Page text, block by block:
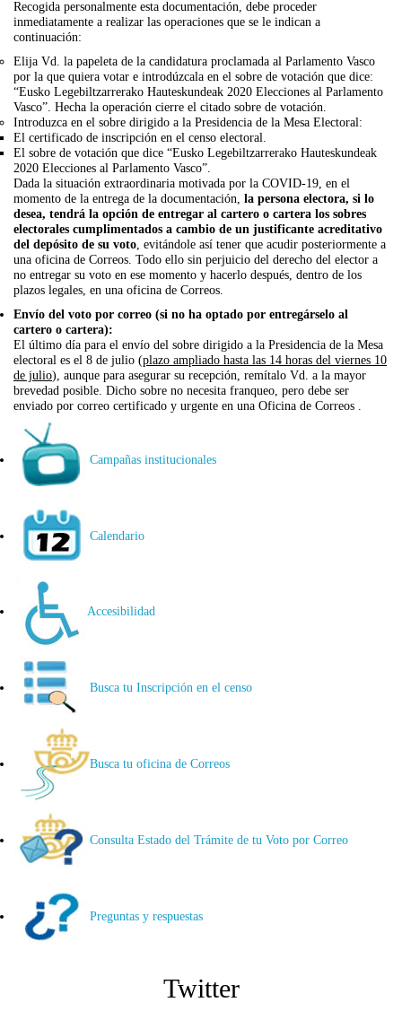
Recogida personalmente esta documentación, debe proceder
inmediatamente a realizar las operaciones que se le indican a
continuación:
Elija Vd. la papeleta de la candidatura proclamada al Parlamento Vasco
por la que quiera votar e introdúzcala en el sobre de votación que dice:
“Eusko Legebiltzarrerako Hauteskundeak 2020 Elecciones al Parlamento
Vasco”. Hecha la operación cierre el citado sobre de votación.
Introduzca en el sobre dirigido a la Presidencia de la Mesa Electoral:
El certificado de inscripción en el censo electoral.
El sobre de votación que dice “Eusko Legebiltzarrerako Hauteskundeak
2020 Elecciones al Parlamento Vasco”.
Dada la situación extraordinaria motivada por la COVID-19, en el
momento de la entrega de la documentación, la persona electora, si lo
desea, tendrá la opción de entregar al cartero o cartera los sobres
electorales cumplimentados a cambio de un justificante acreditativo
del depósito de su voto , evitándole así tener que acudir posteriormente a
una oficina de Correos. Todo ello sin perjuicio del derecho del elector a
no entregar su voto en ese momento y hacerlo después, dentro de los
plazos legales, en una oficina de Correos.
Envío del voto por correo (si no ha optado por entregárselo al
cartero o cartera):
El último día para el envío del sobre dirigido a la Presidencia de la Mesa
electoral es el 8 de julio (plazo ampliado hasta las 14 horas del viernes 10
de julio), aunque para asegurar su recepción, remítalo Vd. a la mayor
brevedad posible. Dicho sobre no necesita franqueo, pero debe ser
enviado por correo certificado y urgente en una Oficina de Correos .
Campañas institucionales
Calendario
Accesibilidad
Busca tu Inscripción en el censo
Busca tu oficina de Correos
Consulta Estado del Trámite de tu Voto por Correo
Preguntas y respuestas
Twitter